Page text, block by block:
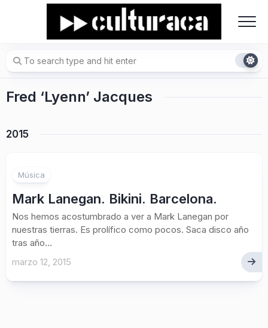
Fred ‘Lyenn’ Jacques
2015
Música
Mark Lanegan. Bikini. Barcelona.
Nos hemos acostumbrado a ver a Mark Lanegan por
nuestras tierras. Es prolífico como pocos. Saca disco año
tras año...
marzo 12, 2015